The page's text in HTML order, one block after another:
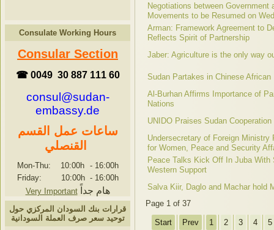
Consulate Working Hours
Consular Section
☎ 0049 30 887 111 60
consul@sudan-
embassy.de
ساعات عمل القسم
القنصلي
Mon-Thu: 10:00h - 16:00h
Friday: 10:00h - 16:00h
Very Important
هام جداً
قرارات بنك السودان المركزي حول
توحيد سعر صرف العملة السودانية
Negotiations between Government
Movements to be Resumed on
Arman: Framework Agreement to
Reflects Spirit of Partnership
Jaber: Agriculture is the only way
Sudan Partakes in Chinese African
Al-Burhan Affirms Importance of
Nations
UNIDO Praises Sudan
Undersecretary of Foreign Ministry
for Women, Peace and Security
Peace Talks Kick Off In Juba With
Western Support
Salva Kiir, Daglo and Machar hold
Page 1 of 37
Start Prev 1 2 3 4 5